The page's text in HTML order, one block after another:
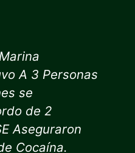
A 3 Personas
se
de 2
Aseguraron
Cocaína.